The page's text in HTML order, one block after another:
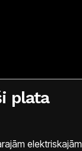
plata
elektriskajām